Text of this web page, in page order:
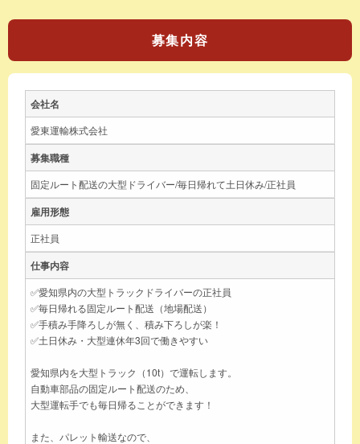
募集内容
会社名
愛東運輸株式会社
募集職種
固定ルート配送の大型ドライバー/毎日帰れて土日休み/正社員
雇用形態
正社員
仕事内容
✅愛知県内の大型トラックドライバーの正社員
✅毎日帰れる固定ルート配送（地場配送）
✅手積み手降ろしが無く、積み下ろしが楽！
✅土日休み・大型連休年3回で働きやすい
愛知県内を大型トラック（10t）で運転します。
自動車部品の固定ルート配送のため、
大型運転手でも毎日帰ることができます！
また、パレット輸送なので、